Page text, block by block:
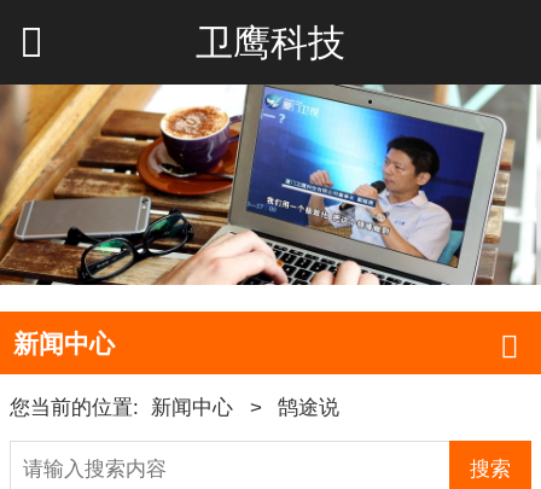
卫鹰科技
新闻中心
您当前的位置: 新闻中心 > 鹄途说
搜索